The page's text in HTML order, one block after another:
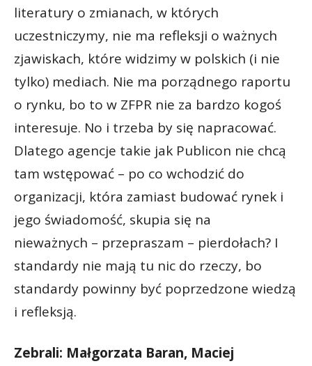
literatury o zmianach, w których
uczestniczymy, nie ma refleksji o ważnych
zjawiskach, które widzimy w polskich (i nie
tylko) mediach. Nie ma porządnego raportu
o rynku, bo to w ZFPR nie za bardzo kogoś
interesuje. No i trzeba by się napracować.
Dlatego agencje takie jak Publicon nie chcą
tam wstępować – po co wchodzić do
organizacji, która zamiast budować rynek i
jego świadomość, skupia się na
nieważnych – przepraszam – pierdołach? I
standardy nie mają tu nic do rzeczy, bo
standardy powinny być poprzedzone wiedzą
i refleksją.
Zebrali: Małgorzata Baran, Maciej